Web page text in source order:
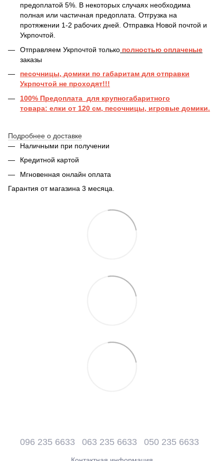
предоплатой 5%. В некоторых случаях необходима
полная или частичная предоплата. Отгрузка на
протяжении 1-2 рабочих дней. Отправка Новой почтой и
Укрпочтой.
Отправляем Укрпочтой только полностью оплаченые
заказы
песочницы, домики по габаритам для отправки
Укрпочтой не проходят!!!
100% Предоплата для крупногабаритного
товара: елки от 120 см, песочницы, игровые домики.
Подробнее о доставке
Наличными при получении
Кредитной картой
Мгновенная онлайн оплата
Гарантия от магазина 3 месяца.
096 235 6633 063 235 6633 050 235 6633